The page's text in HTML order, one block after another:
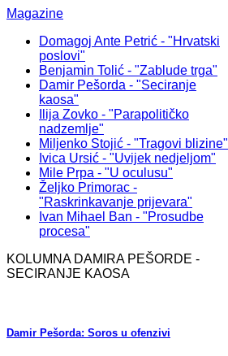
Magazine
Domagoj Ante Petrić - "Hrvatski
poslovi"
Benjamin Tolić - "Zablude trga"
Damir Pešorda - "Seciranje
kaosa"
Ilija Zovko - "Parapolitičko
nadzemlje"
Miljenko Stojić - "Tragovi blizine"
Ivica Ursić - "Uvijek nedjeljom"
Mile Prpa - "U oculusu"
Željko Primorac -
"Raskrinkavanje prijevara"
Ivan Mihael Ban - "Prosudbe
procesa"
KOLUMNA DAMIRA PEŠORDE -
SECIRANJE KAOSA
Damir Pešorda: Soros u ofenzivi